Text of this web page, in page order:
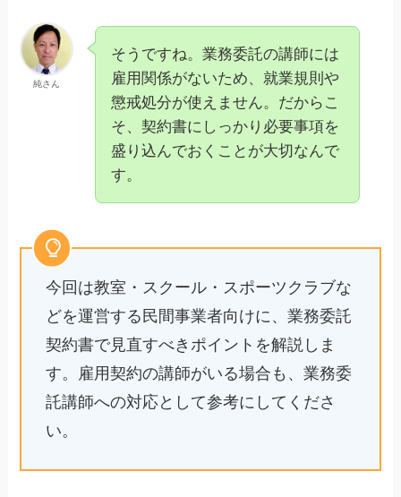
純さん
そうですね。業務委託の講師には
雇用関係がないため、就業規則や
懲戒処分が使えません。だからこ
そ、契約書にしっかり必要事項を
盛り込んでおくことが大切なんで
す。
今回は教室・スクール・スポーツクラブな
どを運営する民間事業者向けに、業務委託
契約書で見直すべきポイントを解説しま
す。雇用契約の講師がいる場合も、業務委
託講師への対応として参考にしてくださ
い。